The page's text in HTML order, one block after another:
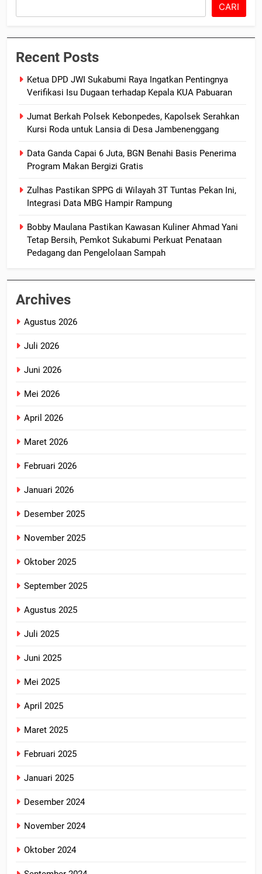
CARI
Recent Posts
Ketua DPD JWI Sukabumi Raya Ingatkan Pentingnya
Verifikasi Isu Dugaan terhadap Kepala KUA Pabuaran
Jumat Berkah Polsek Kebonpedes, Kapolsek Serahkan
Kursi Roda untuk Lansia di Desa Jambenenggang
Data Ganda Capai 6 Juta, BGN Benahi Basis Penerima
Program Makan Bergizi Gratis
Zulhas Pastikan SPPG di Wilayah 3T Tuntas Pekan Ini,
Integrasi Data MBG Hampir Rampung
Bobby Maulana Pastikan Kawasan Kuliner Ahmad Yani
Tetap Bersih, Pemkot Sukabumi Perkuat Penataan
Pedagang dan Pengelolaan Sampah
Archives
Agustus 2026
Juli 2026
Juni 2026
Mei 2026
April 2026
Maret 2026
Februari 2026
Januari 2026
Desember 2025
November 2025
Oktober 2025
September 2025
Agustus 2025
Juli 2025
Juni 2025
Mei 2025
April 2025
Maret 2025
Februari 2025
Januari 2025
Desember 2024
November 2024
Oktober 2024